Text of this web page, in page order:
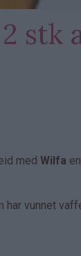
stk
med Wilfa
har vunnet